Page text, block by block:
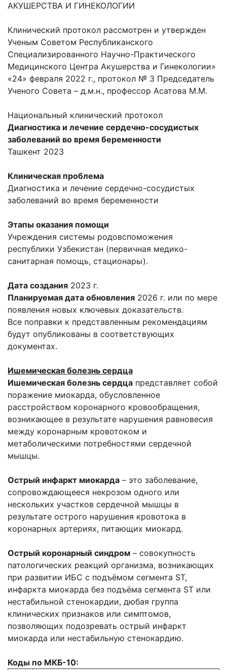
АКУШЕРСТВА И ГИНЕКОЛОГИИ
Клинический протокол рассмотрен и утвержден
Ученым Советом Республиканского
Специализированного Научно-Практического
Медицинского Центра Акушерства и Гинекологии»
«24» февраля 2022 г., протокол № 3 Председатель
Ученого Совета – д.м.н., профессор Асатова М.М.
Национальный клинический протокол
Диагностика и лечение сердечно-сосудистых
заболеваний во время беременности
Ташкент 2023
Клиническая проблема
Диагностика и лечение сердечно-сосудистых
заболеваний во время беременности
Этапы оказания помощи
Учреждения системы родовспоможения
республики Узбекистан (первичная медико-
санитарная помощь, стационары).
Дата создания 2023 г.
Планируемая дата обновления 2026 г. или по мере
появления новых ключевых доказательств.
Все поправки к представленным рекомендациям
будут опубликованы в соответствующих
документах.
Ишемическая болезнь сердца
Ишемическая болезнь сердца представляет собой
поражение миокарда, обусловленное
расстройством коронарного кровообращения,
возникающее в результате нарушения равновесия
между коронарным кровотоком и
метаболическими потребностями сердечной
мышцы.
Острый инфаркт миокарда – это заболевание,
сопровождающееся некрозом одного или
нескольких участков сердечной мышцы в
результате острого нарушения кровотока в
коронарных артериях, питающих миокард.
Острый коронарный синдром – совокупность
патологических реакций организма, возникающих
при развитии ИБС с подъёмом сегмента ST,
инфаркта миокарда без подъёма сегмента ST или
нестабильной стенокардии, дюбая группа
клинических признаков или симптомов,
позволяющих подозревать острый инфаркт
миокарда или нестабильную стенокардию.
Коды по МКБ-10: